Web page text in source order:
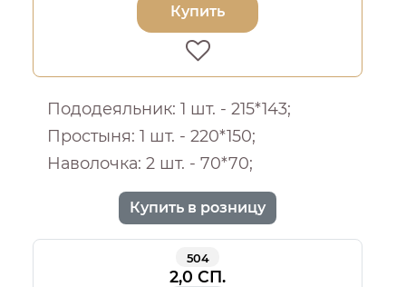
Купить
Пододеяльник: 1 шт. - 215*143;
Простыня: 1 шт. - 220*150;
Наволочка: 2 шт. - 70*70;
Купить в розницу
504
2,0 СП.